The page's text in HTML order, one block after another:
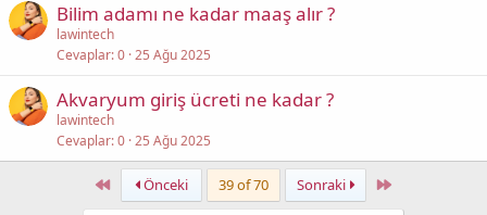
Bilim adamı ne kadar maaş alır ?
lawintech
Cevaplar 0 25 Ağu 2025
Akvaryum giriş ücreti ne kadar ?
lawintech
Cevaplar 0 25 Ağu 2025
First Önceki 39 of 70 Sonraki Last